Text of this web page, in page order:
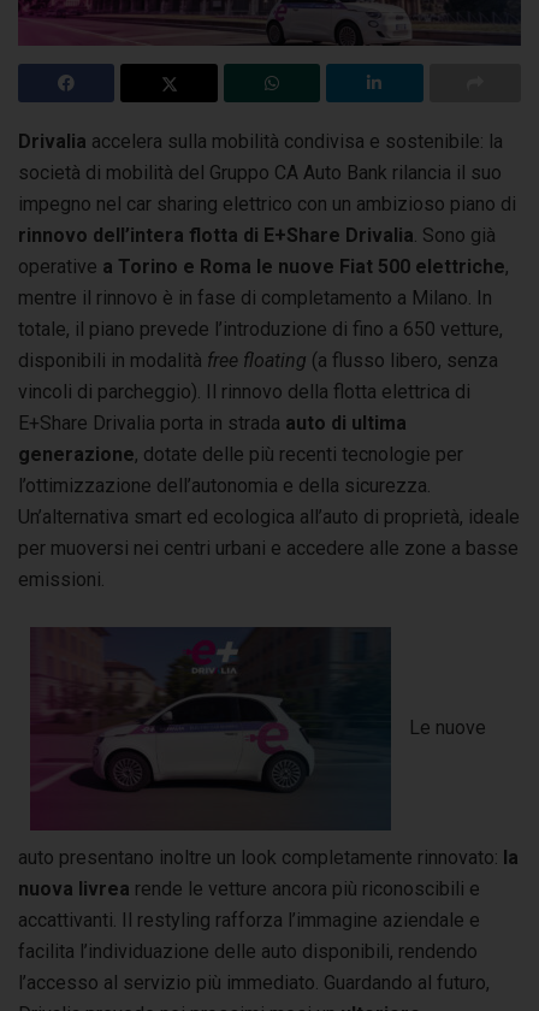
Drivalia accelera sulla mobilità condivisa e sostenibile: la
società di mobilità del Gruppo CA Auto Bank rilancia il suo
impegno nel car sharing elettrico con un ambizioso piano di
rinnovo dell’intera flotta di E+Share Drivalia . Sono già
operative a Torino e Roma le nuove Fiat 500 elettriche,
mentre il rinnovo è in fase di completamento a Milano. In
totale, il piano prevede l’introduzione di fino a 650 vetture,
disponibili in modalità free floating (a flusso libero, senza
vincoli di parcheggio). Il rinnovo della flotta elettrica di
E+Share Drivalia porta in strada auto di ultima
generazione, dotate delle più recenti tecnologie per
l’ottimizzazione dell’autonomia e della sicurezza.
Un’alternativa smart ed ecologica all’auto di proprietà, ideale
per muoversi nei centri urbani e accedere alle zone a basse
emissioni.
Le nuove
auto presentano inoltre un look completamente rinnovato: la
nuova livrea rende le vetture ancora più riconoscibili e
accattivanti. Il restyling rafforza l’immagine aziendale e
facilita l’individuazione delle auto disponibili, rendendo
l’accesso al servizio più immediato. Guardando al futuro,